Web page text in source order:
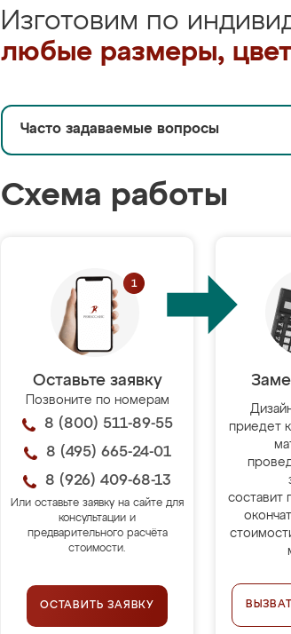
Изготовим по
любые размеры,
Часто задаваемые вопросы
Схема работы
Оставьте заявку
Позвоните по номерам
8 (800) 511-89-55
8 (495) 665-24-01
8 (926) 409-68-13
Или оставьте заявку на сайте для
консультации и
предварительного расчёта
стоимости.
ОСТАВИТЬ ЗАЯВКУ
приедет
составит